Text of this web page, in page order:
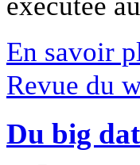
En savoir
Revue du
Du big